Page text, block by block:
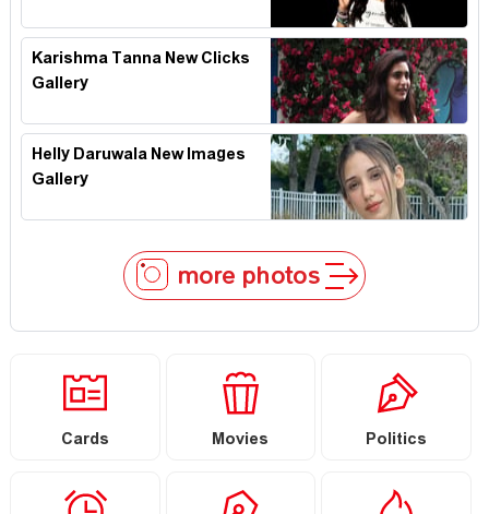
Karishma Tanna New Clicks
Gallery
Helly Daruwala New Images
Gallery
more photos
Cards Movies Politics